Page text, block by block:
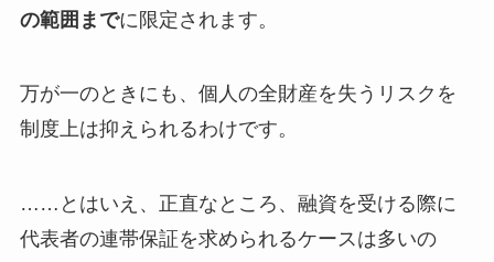
の範囲までに限定されます。
万が一のときにも、個人の全財産を失うリスクを
制度上は抑えられるわけです。
……とはいえ、正直なところ、融資を受ける際に
代表者の連帯保証を求められるケースは多いの